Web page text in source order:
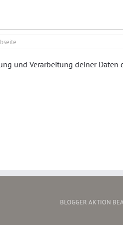
und Verarbeitung deiner Daten
BLOGGER AKTION